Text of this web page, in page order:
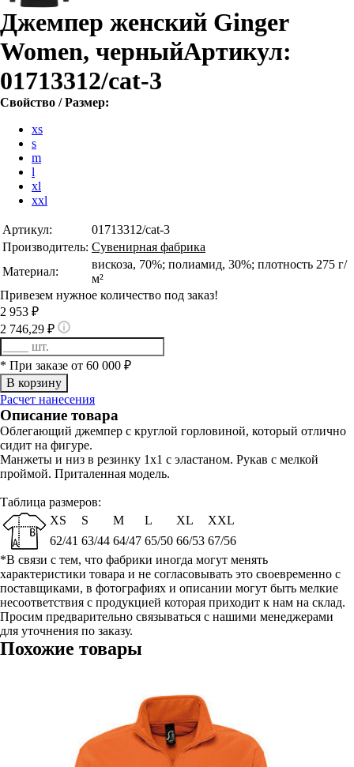
Джемпер женский Ginger
Women, черныйАртикул:
01713312/cat-3
Свойство / Размер:
xs
s
m
l
xl
xxl
Артикул:
01713312/cat-3
Производитель: Сувенирная фабрика
Материал:
вискоза, 70%; полиамид, 30%; плотность 275 г/
м²
Привезем нужное количество под заказ!
2 953 ₽
2 746,29 ₽
* При заказе от 60 000 ₽
Расчет нанесения
Описание товара
Облегающий джемпер с круглой горловиной, который отлично
сидит на фигуре.
Манжеты и низ в резинку 1x1 с эластаном. Рукав с мелкой
проймой. Приталенная модель.
Таблица размеров:
XS
S M L XL
XXL
62/41 63/44 64/47 65/50 66/53 67/56
*В связи с тем, что фабрики иногда могут менять
характеристики товара и не согласовывать это своевременно с
поставщиками, в фотографиях и описании могут быть мелкие
несоответствия с продукцией которая приходит к нам на склад.
Просим предварительно связываться с нашими менеджерами
для уточнения по заказу.
Похожие товары